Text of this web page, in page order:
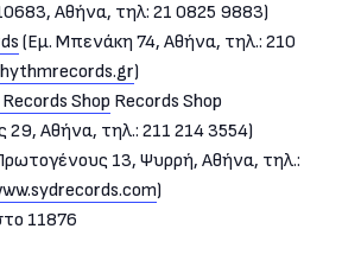
Αθήνα, τηλ: 21 0825 9883)
(Εμ. Μπενάκη 74, Αθήνα, τηλ.: 210
)
Shop Records Shop
29, Αθήνα, τηλ.: 211 214 3554)
13, Ψυρρή, Αθήνα, τηλ.:
)
11876